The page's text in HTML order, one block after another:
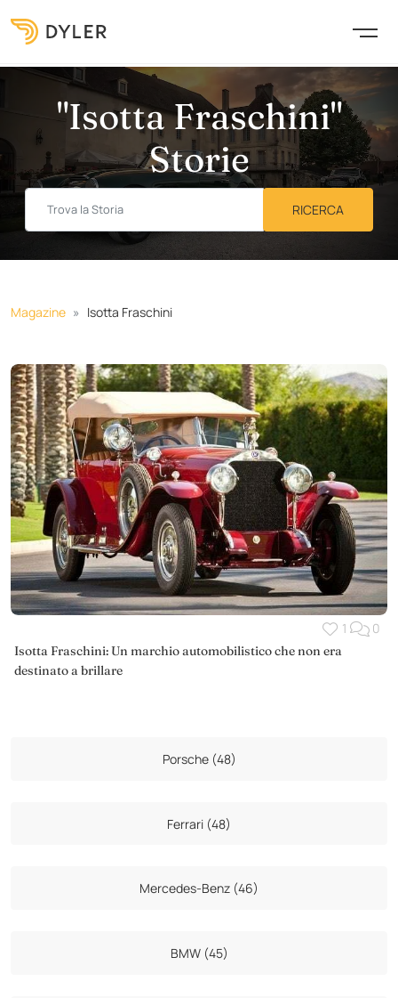
"Isotta Fraschini"
Storie
Magazine Isotta Fraschini
1 0
Isotta Fraschini: Un marchio automobilistico che non era
destinato a brillare
Porsche (48)
Ferrari (48)
Mercedes-Benz (46)
BMW (45)